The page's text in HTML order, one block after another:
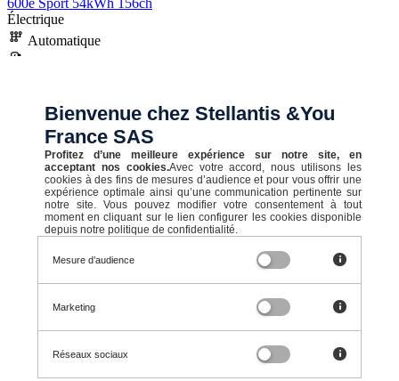
600e Sport 54kWh 156ch
Électrique
Automatique
A (0 g/km)
STELLANTIS &YOU VILLENEUVE D ASCQ IV
Prix initial
42 850 €
37 850 €
Bienvenue chez Stellantis &You
France SAS
Profitez d’une meilleure expérience sur notre site, en
acceptant nos cookies.Avec votre accord, nous utilisons les
cookies à des fins de mesures d’audience et pour vous offrir une
expérience optimale ainsi qu’une communication pertinente sur
notre site. Vous pouvez modifier votre consentement à tout
moment en cliquant sur le lien configurer les cookies disponible
depuis notre politique de confidentialité.
Mesure d’audience
Marketing
Réseaux sociaux